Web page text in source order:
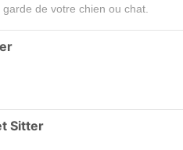
de votre chien ou chat.
Sitter